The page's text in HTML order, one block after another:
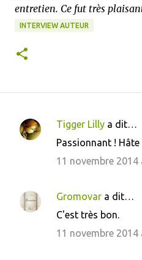
entretien. Ce fut très
INTERVIEW AUTEUR
C
e
Tigger Lilly a dit…
Passionnant ! Hâte
11 novembre 2014
Gromovar a dit…
C'est très bon.
11 novembre 2014